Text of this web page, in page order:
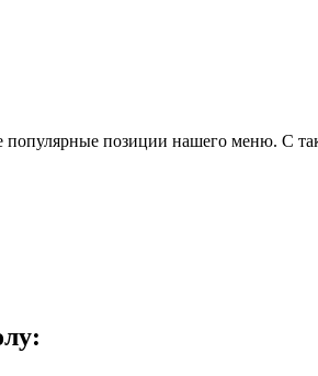
популярные позиции нашего меню. С